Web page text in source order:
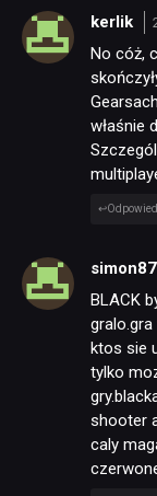
kerlik
No cóż,
właśnie
BLACK
ktos sie
tylko
shooter
caly